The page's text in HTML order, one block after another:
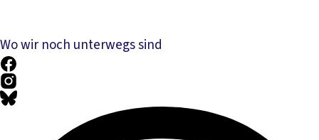
Wo wir noch unterwegs sind